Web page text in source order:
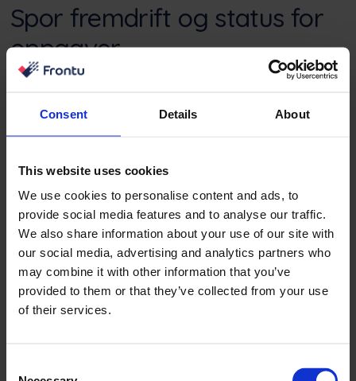
Consent Details About
This website uses cookies
We use cookies to personalise content and ads, to
provide social media features and to analyse our traffic.
We also share information about your use of our site with
our social media, advertising and analytics partners who
may combine it with other information that you’ve
provided to them or that they’ve collected from your use
of their services.
Spor fremdrift og status for
oppgaver
oppgaver som har blitt forsinket, og oppgaver som
fortsatt ligger an til å bli levert i tide.
Det gir deg en helhetlig oversikt over prosjekter og